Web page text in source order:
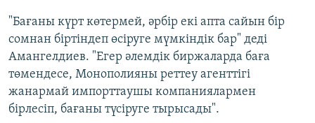
"Бағаны күрт көтермей, әрбір екі апта сайын бір
сомнан біртіндеп өсіруге мүмкіндік бар" деді
Амангелдиев. "Егер әлемдік биржаларда баға
төмендесе, Монополияны реттеу агенттігі
жанармай импорттаушы компаниялармен
бірлесіп, бағаны түсіруге тырысады".